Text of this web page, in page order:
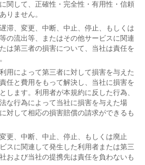
関して、正確性・完全性・有用性・信頼
りません。
滞、変更、中断、中止、停止、もしくは
の流出等、またはその他サービスに関連
は第三者の損害について、当社は責任を
用によって第三者に対して損害を与えた
任と費用をもって解決し、当社に損害を
します。利用者が本規約に反した行為、
な行為によって当社に損害を与えた場
対して相応の損害賠償の請求ができるも
更、中断、中止、停止、もしくは廃止
スに関連して発生した利用者または第三
および当社の提携先は責任を負わないも